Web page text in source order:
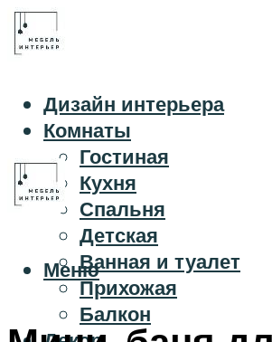
Дизайн интерьера
Комнаты
Гостиная
Кухня
Спальня
Детская
Ванная и туалет
Прихожая
Балкон
Меню